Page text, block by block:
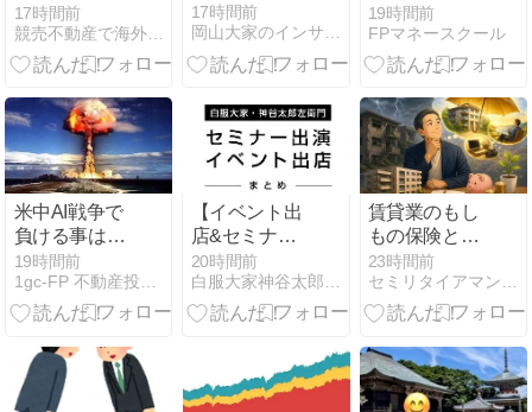
17時間前
競売不動産で海外移住
17時間前
の葬式費用を
負担した場合
には、相続税
計算におい
て、その負担
した金額を控
除することが
可能ですか？
19時間前
FPマネースクール
米中AI戦争で
負ける事は互
いに許されな
いので、AI関
連への財政フ
レースになっ
ている…
19時間前
【イベント出
店&セミナー
出演情報】白
服大家・神谷
太郎左衛門
20時間前
賃貸業のもし
もの保険とし
て やっている
ことはありま
すか・・・・
23時間前